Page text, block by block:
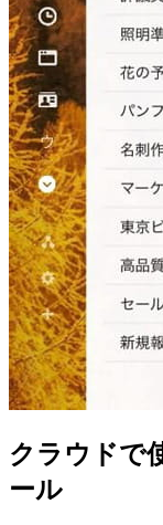
クラウドで
ール